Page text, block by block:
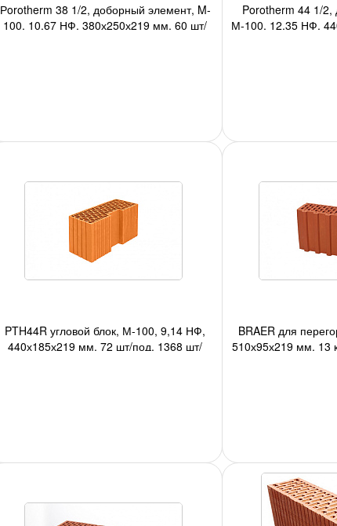
Рorotherm 38 1/2, доборный элемент, M-
100, 10,67 НФ, 380х250х219 мм, 60 шт/
Porotherm 44 1/
М-100, 12,35 НФ,
PTH44R угловой блок, М-100, 9,14 НФ,
440х185х219 мм, 72 шт/под, 1368 шт/
BRAER для
510х95х219 мм, 13